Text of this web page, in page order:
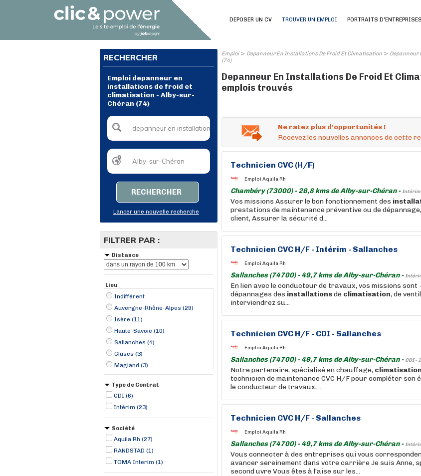
DEPOSER UN CV TROUVER UN EMPLOI PORTRAITS D'ENTREPRISES
RECHERCHER
Emploi depanneur en
installations de froid et
climatisation - Alby-sur-
Chéran (74)
RECHERCHER
Lancer une nouvelle recherche
FILTRER PAR :
Distance
Lieu
Indifférent
Auvergne-Rhône-Alpes (29)
Isère (11)
Haute-Savoie (10)
Sallanches (4)
Cluses (3)
Magland (3)
Ambérieu-en-Bugey (2)
Bourg-en-Bresse (2)
Chambéry (1)
Crolles (1)
Type de Contrat
CDI (6)
Intérim (23)
Société
Aquila Rh (27)
RANDSTAD (1)
TOMA Interim (1)
Emploi> Depanneur En Installations De Froid Et Climatisation > Depanneur
(74)
Depanneur En Installations De Froid Et
emplois trouvés
Ne ratez plus d'opportunités !
Recevez les nouvelles annonces de cette
Technicien CVC (H/F)
Emploi Aquila Rh
Chambéry (73000) - 28,8 kms de Alby-sur-Chéran -Intérim
Vos missions Assurer le bon fonctionnement des
prestations de maintenance préventive ou de
client, Assurer la sécurité d...
Technicien CVC H/F - Intérim - Sallanches
Emploi Aquila Rh
Sallanches (74700) - 49,7 kms de Alby-sur-Chéran -
En lien avec le conducteur de travaux, vos missions
dépannages des installationsde climatisation, de
interviendrez su...
Technicien CVC H/F - CDI - Sallanches
Emploi Aquila Rh
Sallanches (74700) - 49,7 kms de Alby-sur-Chéran - CDI -
Notre partenaire, spécialisé en chauffage, climatisation
technicien de maintenance CVC H/F pour compléter son
le conducteur de travaux, ...
Technicien CVC H/F - Sallanches
Emploi Aquila Rh
Sallanches (74700) - 49,7 kms de Alby-sur-Chéran -
Vous connecter à des entreprises qui vous
avancer sereinement dans votre carrière Je suis Anne,
second uvre Vous êtes à l'aise sur les...